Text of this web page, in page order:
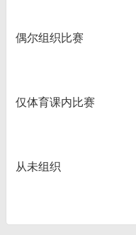
偶尔组织比赛
仅体育课内比赛
从未组织